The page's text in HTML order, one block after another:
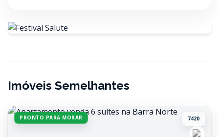
Imóveis Semelhantes
PRONTO PARA MORAR 7420